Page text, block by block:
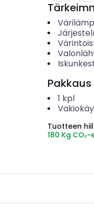
1 kpl
Tuotteen
180 Kg CO₂-